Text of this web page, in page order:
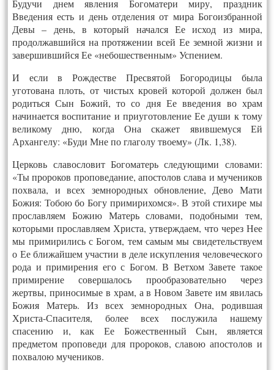
Будучи днем явления Богоматери миру, праздник
Введения есть и день отделения от мира Богоизбранной
Девы – день, в который начался Ее исход из мира,
продолжавшийся на протяжении всей Ее земной жизни и
завершившийся Ее «небошественным» Успением.
И если в Рождестве Пресвятой Богородицы была
уготована плоть, от чистых кровей которой должен был
родиться Сын Божий, то со дня Ее введения во храм
начинается воспитание и приуготовление Ее души к тому
великому дню, когда Она скажет явившемуся Ей
Архангелу: «Буди Мне по глаголу твоему» (Лк. 1,38).
Церковь славословит Богоматерь следующими словами:
«Ты пророков проповедание, апостолов слава и мучеников
похвала, и всех земнородных обновление, Дево Мати
Божия: Тобою бо Богу примирихомся». В этой стихире мы
прославляем Божию Матерь словами, подобными тем,
которыми прославляем Христа, утверждаем, что через Нее
мы примирились с Богом, тем самым мы свидетельствуем
о Ее ближайшем участии в деле искупления человеческого
рода и примирения его с Богом. В Ветхом Завете такое
примирение совершалось прообразовательно через
жертвы, приносимые в храм, а в Новом Завете им явилась
Божия Матерь. Из всех земнородных Она, родившая
Христа-Спасителя, более всех послужила нашему
спасению и, как Ее Божественный Сын, является
предметом проповеди для пророков, славою апостолов и
похвалою мучеников.